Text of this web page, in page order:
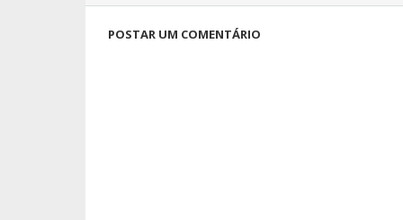
POSTAR UM COMENTÁRIO